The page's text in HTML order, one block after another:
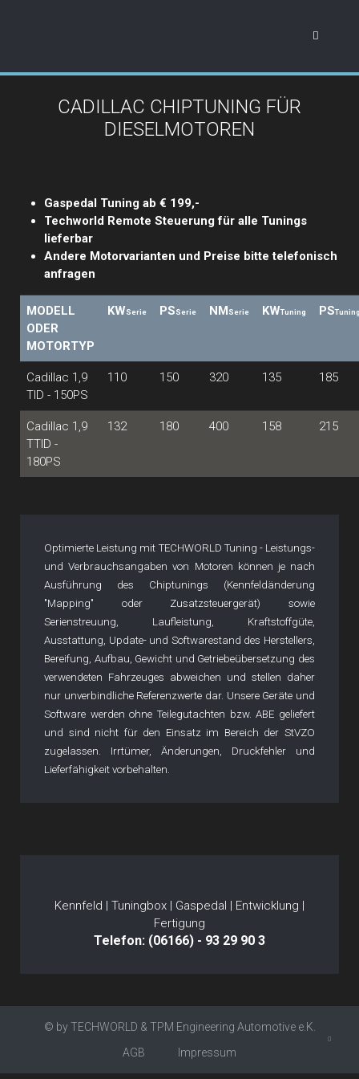
CADILLAC CHIPTUNING FÜR
DIESELMOTOREN
Gaspedal Tuning ab € 199,-
Techworld Remote Steuerung für alle Tunings
lieferbar
Andere Motorvarianten und Preise bitte telefonisch
anfragen
MODELL
ODER
MOTORTYP
KWSerie PSSerie NMSerie KWTuning PS
Cadillac 1,9
TID - 150PS
110 150 320 135 185
Cadillac 1,9
TTID -
180PS
132 180 400 158 215
Optimierte Leistung mit TECHWORLD Tuning - Leistungs-
und Verbrauchsangaben von Motoren können je nach
Ausführung des Chiptunings (Kennfeldänderung
"Mapping" oder Zusatzsteuergerät) sowie
Serienstreuung, Laufleistung, Kraftstoffgüte,
Ausstattung, Update- und Softwarestand des Herstellers,
Bereifung, Aufbau, Gewicht und Getriebeübersetzung des
verwendeten Fahrzeuges abweichen und stellen daher
nur unverbindliche Referenzwerte dar. Unsere Geräte und
Software werden ohne Teilegutachten bzw. ABE geliefert
und sind nicht für den Einsatz im Bereich der StVZO
zugelassen. Irrtümer, Änderungen, Druckfehler und
Lieferfähigkeit vorbehalten.
Kennfeld | Tuningbox | Gaspedal | Entwicklung |
Fertigung
Telefon: (06166) - 93 29 90 3
© by TECHWORLD & TPM Engineering Automotive e.K.
AGB
Impressum